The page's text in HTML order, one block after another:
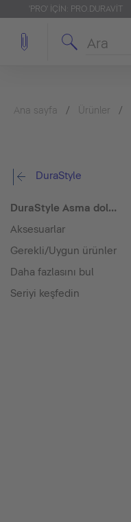
'PRO' IÇIN: PRO.DURAVIT
Ana sayfa Ürünler
DuraStyle
DuraStyle Asma dolap ünitesi
Aksesuarlar
Gerekli/Uygun ürünler
Daha fazlasını bul
Seriyi keşfedin